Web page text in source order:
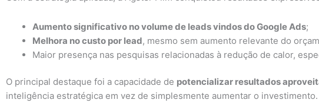
Aumento significativo no volume de leads vindos do Google Ads;
Melhora no custo por lead, mesmo sem aumento relevante do
Maior presença nas pesquisas relacionadas à redução de calor,
O principal destaque foi a capacidade de potencializar resultados
inteligência estratégica em vez de simplesmente aumentar o investimento.